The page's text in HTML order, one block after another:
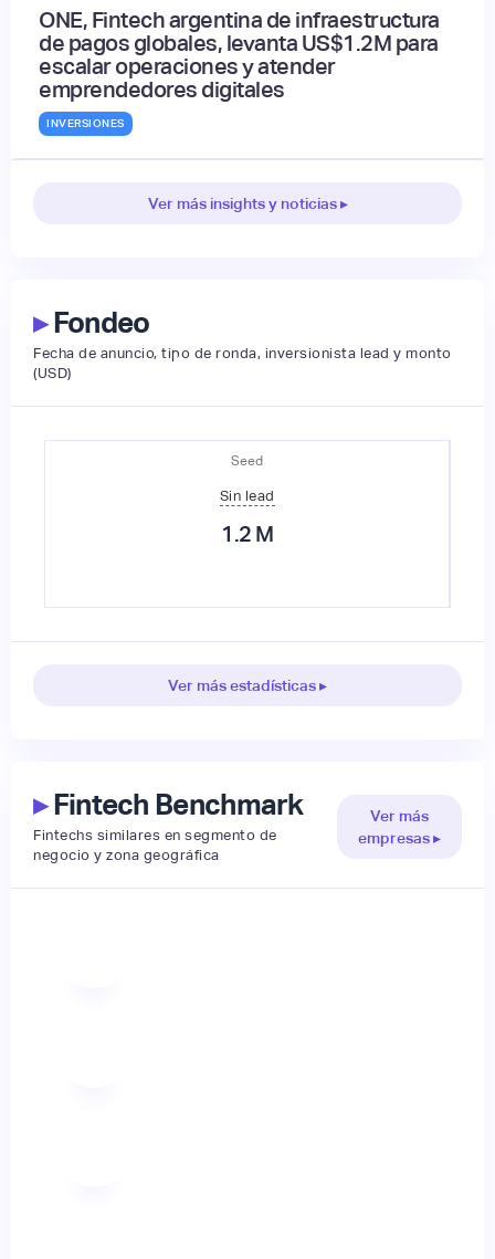
ONE, Fintech argentina de infraestructura
de pagos globales, levanta US$1.2M para
escalar operaciones y atender
emprendedores digitales
INVERSIONES
Ver más insights y noticias ▸
▸Fondeo
Fecha de anuncio, tipo de ronda, inversionista lead y monto
(USD)
Seed
Sin lead
1.2 M
Ver más estadísticas ▸
▸Fintech Benchmark
Fintechs similares en segmento de
negocio y zona geográfica
Ver más
empresas ▸